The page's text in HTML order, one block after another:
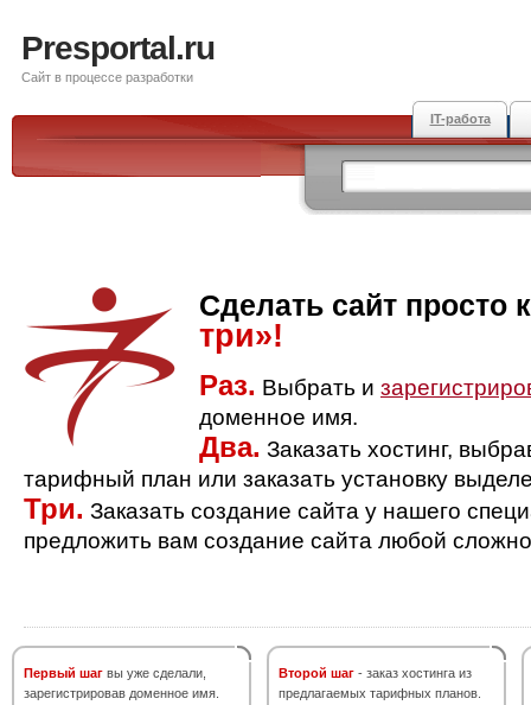
Presportal.ru
Сайт в процессе разработки
IT-работа
Сделать сайт просто
три»!
Раз. Выбрать и
доменное имя.
Два. Заказать хостинг,
тарифный план или заказать установку
Три. Заказать создание сайта у нашего
предложить вам создание сайта любой
Первый шаг вы уже сделали,
зарегистрировав доменное имя.
Второй шаг - заказ хостинга из
предлагаемых тарифных планов.